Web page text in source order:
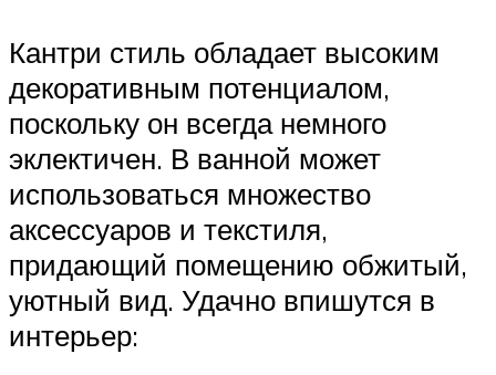
Кантри стиль обладает высоким
декоративным потенциалом,
поскольку он всегда немного
эклектичен. В ванной может
использоваться множество
аксессуаров и текстиля,
придающий помещению обжитый,
уютный вид. Удачно впишутся в
интерьер: